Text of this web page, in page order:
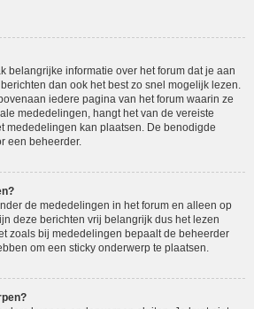
belangrijke informatie over het forum dat je aan
dan ook het best zo snel mogelijk lezen.
iedere pagina van het forum waarin ze
mededelingen, hangt het van de vereiste
mededelingen kan plaatsen. De benodigde
een beheerder.
de mededelingen in het forum en alleen op
deze berichten vrij belangrijk dus het lezen
zoals bij mededelingen bepaalt de beheerder
om een sticky onderwerp te plaatsen.